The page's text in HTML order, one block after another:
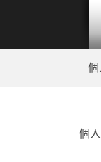
個
個